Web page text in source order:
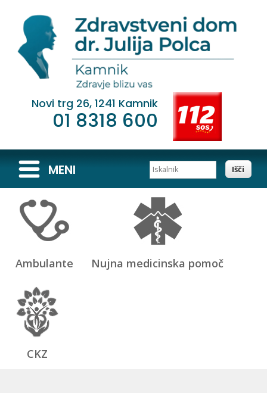
Novi trg 26, 1241 Kamnik
01 8318 600
MENI Iskalnik
Ambulante Nujna medicinska pomoč
CKZ